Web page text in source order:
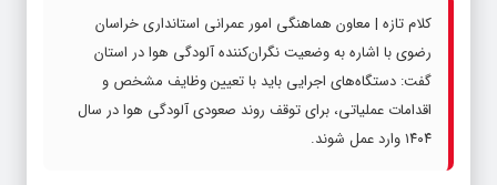
کلام تازه | معاون هماهنگی امور عمرانی استانداری خراسان
رضوی با اشاره به وضعیت نگران‌کننده آلودگی هوا در استان
گفت: دستگاه‌های اجرایی باید با تعیین وظایف مشخص و
اقدامات عملیاتی، برای توقف روند صعودی آلودگی هوا در سال
۱۴۰۴ وارد عمل شوند.